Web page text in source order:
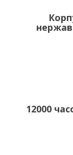
12000